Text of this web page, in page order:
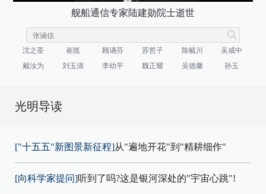
舰船通信专家陆建勋院士逝世
沈之荃 崔崑 顾诵芬 苏哲子 陈毓川
吴咸中
戴汝为
刘玉清 李幼平 魏正耀 吴德馨 孙玉
光明导读
["十五五"新图景新征程]从"遍地开花"到"精耕细作"
[向科学家提问]听到了吗?这是银河深处的"宇宙心跳"!